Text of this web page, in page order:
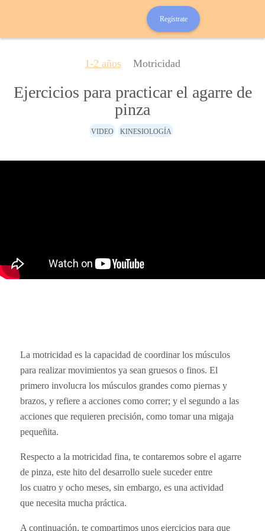
Regístrate
1-2 años Motricidad
Ejercicios para practicar el agarre de
pinza
VIDEO KINESIOLOGÍA
La motricidad es la capacidad de coordinar los músculos
para realizar movimientos ya sean gruesos o finos. El
primero involucra los músculos grandes como piernas y
brazos, y refiere a acciones como correr; y el segundo a las
acciones que requieren precisión, como tomar una migaja
pequeñita.
Respecto a la motricidad fina, te contaremos sobre el agarre
de pinza, este hito del desarrollo suele suceder entre
los cuatro y ocho meses, sin embargo, es una actividad
que necesita mucha práctica.
A continuación, te compartimos unos ejercicios para que